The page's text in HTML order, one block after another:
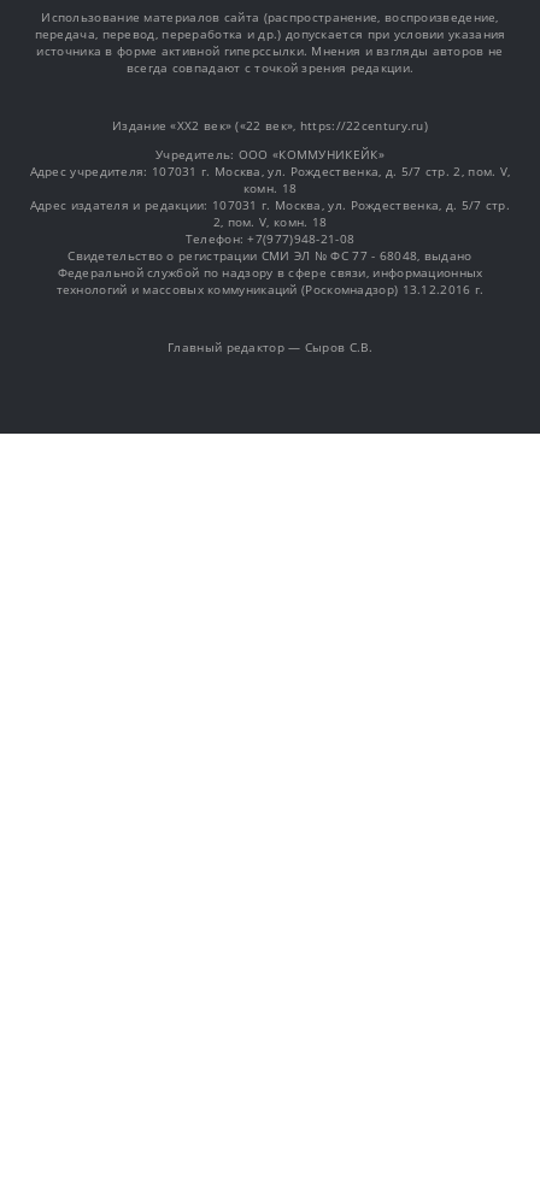
Использование материалов сайта (распространение, воспроизведение,
передача, перевод, переработка и др.) допускается при условии указания
источника в форме активной гиперссылки. Мнения и взгляды авторов не
всегда совпадают с точкой зрения редакции.
Издание «XX2 век» («22 век», https://22century.ru)
Учредитель: OOO «КОММУНИКЕЙК»
Адрес учредителя: 107031 г. Москва, ул. Рождественка, д. 5/7 стр. 2, пом. V,
комн. 18
Адрес издателя и редакции: 107031 г. Москва, ул. Рождественка, д. 5/7 стр.
2, пом. V, комн. 18
Телефон: +7(977)948-21-08
Свидетельство о регистрации СМИ ЭЛ № ФС 77 - 68048, выдано
Федеральной службой по надзору в сфере связи, информационных
технологий и массовых коммуникаций (Роскомнадзор) 13.12.2016 г.
Главный редактор — Сыров С.В.